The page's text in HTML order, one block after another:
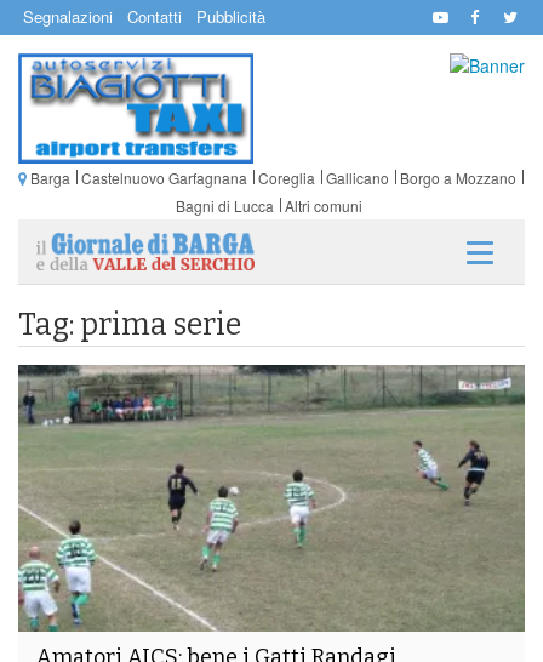
Segnalazioni Contatti Pubblicità
Barga Castelnuovo Garfagnana Coreglia Gallicano
Borgo a Mozzano
Bagni di Lucca Altri comuni
Tag: prima serie